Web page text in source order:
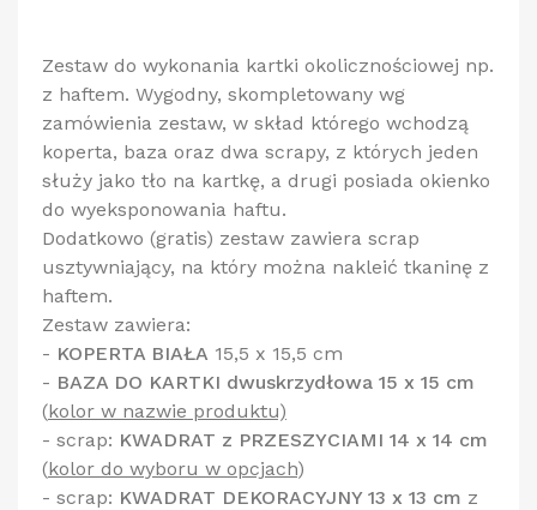
Zestaw do wykonania kartki okolicznościowej np.
z haftem. Wygodny, skompletowany wg
zamówienia zestaw, w skład którego wchodzą
koperta, baza oraz dwa scrapy, z których jeden
służy jako tło na kartkę, a drugi posiada okienko
do wyeksponowania haftu.
Dodatkowo (gratis) zestaw zawiera scrap
usztywniający, na który można nakleić tkaninę z
haftem.
Zestaw zawiera:
- KOPERTA BIAŁA 15,5 x 15,5 cm
- BAZA DO KARTKI dwuskrzydłowa 15 x 15 cm
(kolor w nazwie produktu)
- scrap: KWADRAT z PRZESZYCIAMI 14 x 14 cm
(kolor do wyboru w opcjach)
- scrap: KWADRAT DEKORACYJNY 13 x 13 cm z